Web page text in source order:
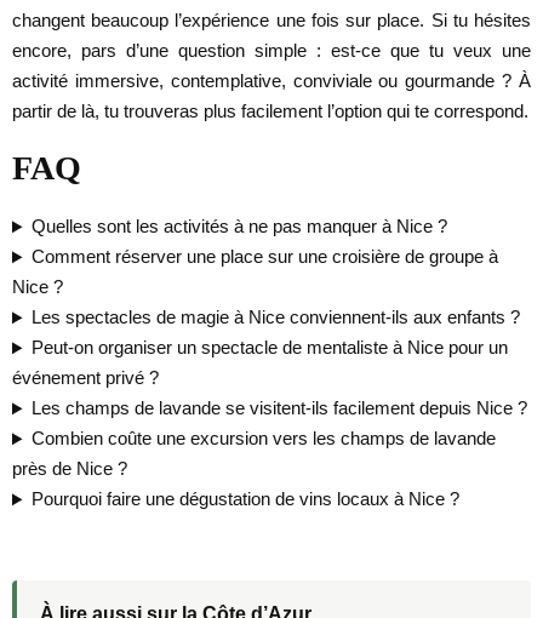
changent beaucoup l’expérience une fois sur place. Si tu hésites
encore, pars d’une question simple : est-ce que tu veux une
activité immersive, contemplative, conviviale ou gourmande ? À
partir de là, tu trouveras plus facilement l’option qui te correspond.
FAQ
Quelles sont les activités à ne pas manquer à Nice ?
Comment réserver une place sur une croisière de groupe à
Nice ?
Les spectacles de magie à Nice conviennent-ils aux enfants ?
Peut-on organiser un spectacle de mentaliste à Nice pour un
événement privé ?
Les champs de lavande se visitent-ils facilement depuis Nice ?
Combien coûte une excursion vers les champs de lavande
près de Nice ?
Pourquoi faire une dégustation de vins locaux à Nice ?